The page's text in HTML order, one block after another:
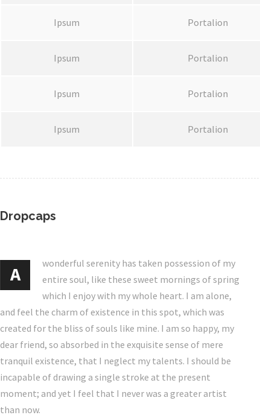
Ipsum Portalion
Ipsum Portalion
Ipsum Portalion
Ipsum Portalion
Dropcaps
A
wonderful serenity has taken possession of my
entire soul, like these sweet mornings of spring
which I enjoy with my whole heart. I am alone,
and feel the charm of existence in this spot, which was
created for the bliss of souls like mine. I am so happy, my
dear friend, so absorbed in the exquisite sense of mere
tranquil existence, that I neglect my talents. I should be
incapable of drawing a single stroke at the present
moment; and yet I feel that I never was a greater artist
than now.